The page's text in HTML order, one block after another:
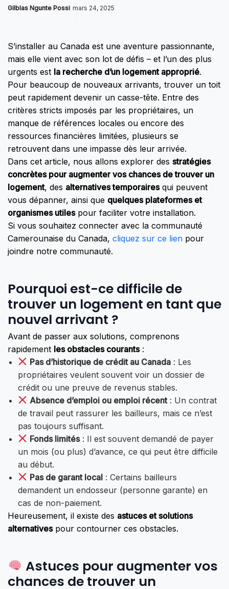
Gilblas Ngunte Possi mars 24, 2025
S’installer au Canada est une aventure passionnante,
mais elle vient avec son lot de défis – et l’un des plus
urgents est la recherche d’un logement approprié.
Pour beaucoup de nouveaux arrivants, trouver un toit
peut rapidement devenir un casse-tête. Entre des
critères stricts imposés par les propriétaires, un
manque de références locales ou encore des
ressources financières limitées, plusieurs se
retrouvent dans une impasse dès leur arrivée.
Dans cet article, nous allons explorer des stratégies
concrètes pour augmenter vos chances de trouver un
logement, des alternatives temporairesqui peuvent
vous dépanner, ainsi que quelques plateformes et
organismes utilespour faciliter votre installation.
Si vous souhaitez connecter avec la communauté
Camerounaise du Canada, cliquez sur ce lien pour
joindre notre communauté.
Pourquoi est-ce difficile de
trouver un logement en tant que
nouvel arrivant ?
Avant de passer aux solutions, comprenons
rapidement les obstacles courants:
Pas d’historique de crédit au Canada : Les
propriétaires veulent souvent voir un dossier de
crédit ou une preuve de revenus stables.
Absence d’emploi ou emploi récent: Un contrat
de travail peut rassurer les bailleurs, mais ce n’est
pas toujours suffisant.
Fonds limités: Il est souvent demandé de payer
un mois (ou plus) d’avance, ce qui peut être difficile
au début.
Pas de garant local : Certains bailleurs
demandent un endosseur (personne garante) en
cas de non-paiement.
Heureusement, il existe des astuces et solutions
alternativespour contourner ces obstacles.
Astuces pour augmenter vos
chances de trouver un